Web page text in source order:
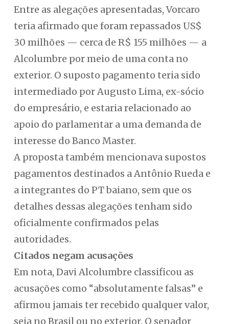
Entre as alegações apresentadas, Vorcaro
teria afirmado que foram repassados US$
30 milhões — cerca de R$ 155 milhões — a
Alcolumbre por meio de uma conta no
exterior. O suposto pagamento teria sido
intermediado por Augusto Lima, ex-sócio
do empresário, e estaria relacionado ao
apoio do parlamentar a uma demanda de
interesse do Banco Master.
A proposta também mencionava supostos
pagamentos destinados a Antônio Rueda e
a integrantes do PT baiano, sem que os
detalhes dessas alegações tenham sido
oficialmente confirmados pelas
autoridades.
Citados negam acusações
Em nota, Davi Alcolumbre classificou as
acusações como “absolutamente falsas” e
afirmou jamais ter recebido qualquer valor,
seja no Brasil ou no exterior. O senador